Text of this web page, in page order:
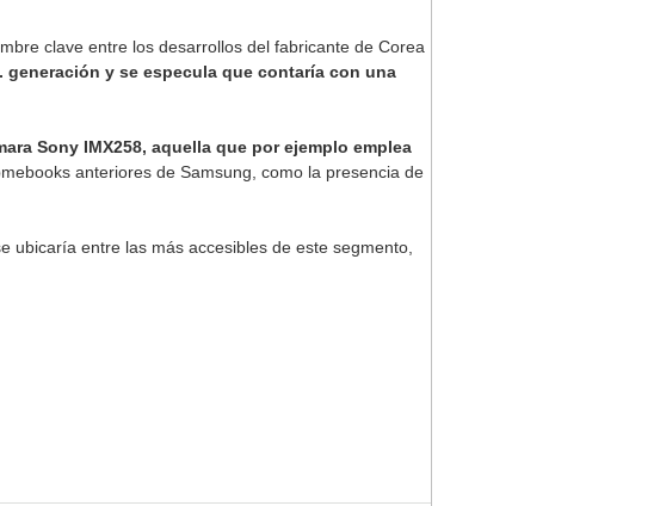
clave entre los desarrollos del fabricante de Corea
y se especula que contaría con una
Sony IMX258, aquella que por ejemplo emplea
anteriores de Samsung, como la presencia de
ubicaría entre las más accesibles de este segmento,